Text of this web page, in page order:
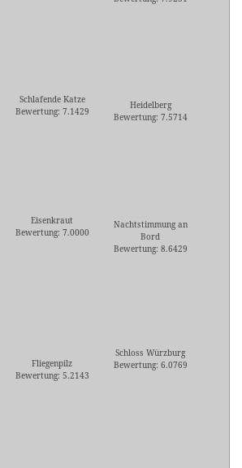
Schlafende Katze
Bewertung: 7.1429
Heidelberg
Bewertung: 7.5714
Eisenkraut
Bewertung: 7.0000
Nachtstimmung an
Bord
Bewertung: 8.6429
Fliegenpilz
Bewertung: 5.2143
Schloss Würzburg
Bewertung: 6.0769